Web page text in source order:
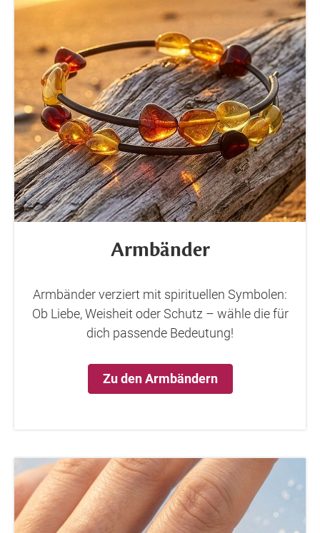
Armbänder
Armbänder verziert mit spirituellen Symbolen:
Ob Liebe, Weisheit oder Schutz – wähle die für
dich passende Bedeutung!
Zu den Armbändern